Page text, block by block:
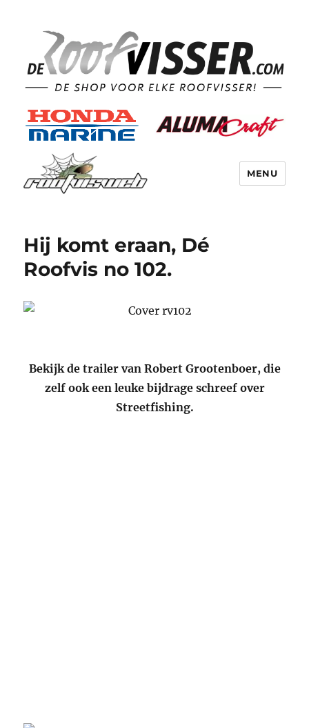
MENU
Hij komt eraan, Dé
Roofvis no 102.
Bekijk de trailer van Robert Grootenboer, die
zelf ook een leuke bijdrage schreef over
Streetfishing.